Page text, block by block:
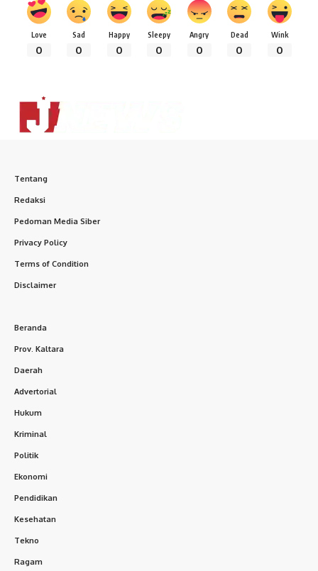
Love
0
Sad
0
Happy
0
Sleepy
0
Angry
0
Dead
0
Wink
0
Tentang
Redaksi
Pedoman Media Siber
Privacy Policy
Terms of Condition
Disclaimer
Beranda
Prov. Kaltara
Daerah
Advertorial
Hukum
Kriminal
Politik
Ekonomi
Pendidikan
Kesehatan
Tekno
Ragam